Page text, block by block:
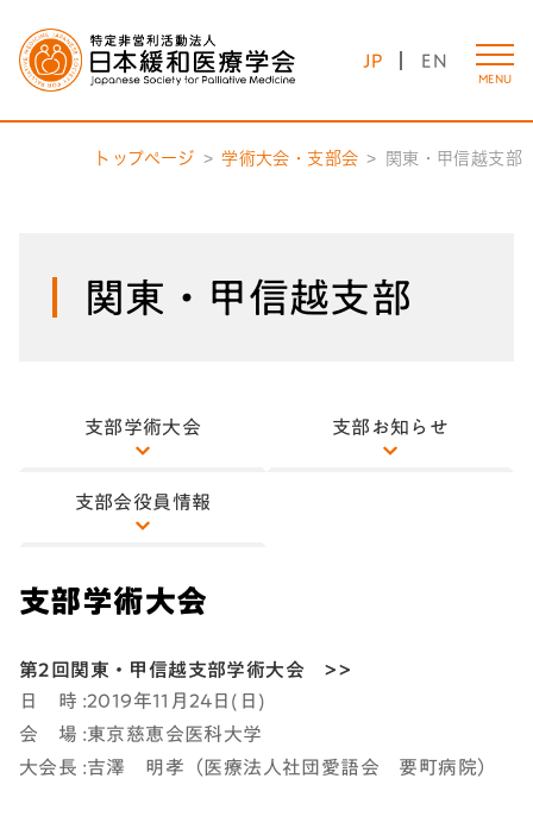
JP EN
MENU
トップページ 学術大会・支部会 関東・甲信越支部
関東・甲信越支部
支部学術大会 支部お知らせ
支部会役員情報
支部学術大会
第2回関東・甲信越支部学術大会 >>
日 時 :2019年11月24日(日)
会 場 :東京慈恵会医科大学
大会長 :吉澤 明孝（医療法人社団愛語会 要町病院）